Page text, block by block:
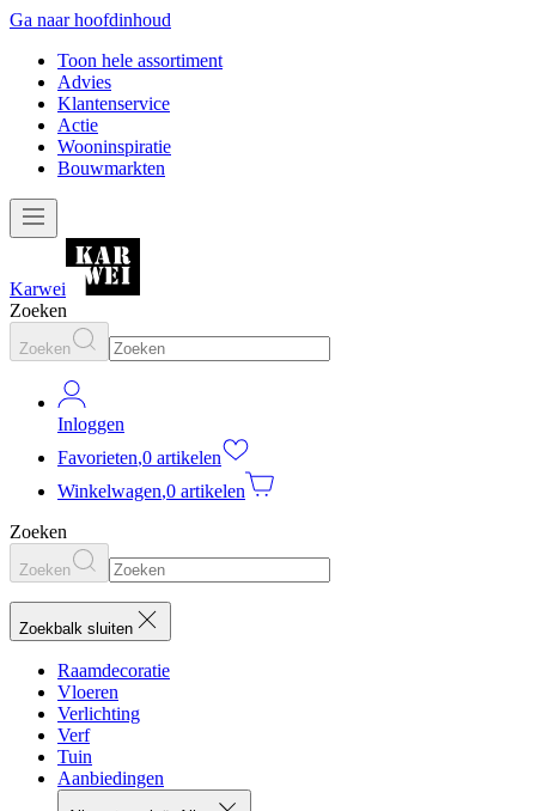
Ga naar hoofdinhoud
Toon hele assortiment
Advies
Klantenservice
Actie
Wooninspiratie
Bouwmarkten
Karwei
Zoeken
Zoeken
Inloggen
Favorieten,0 artikelen
Winkelwagen,0 artikelen
Zoeken
Zoeken
Zoekbalk sluiten
Raamdecoratie
Vloeren
Verlichting
Verf
Tuin
Aanbiedingen